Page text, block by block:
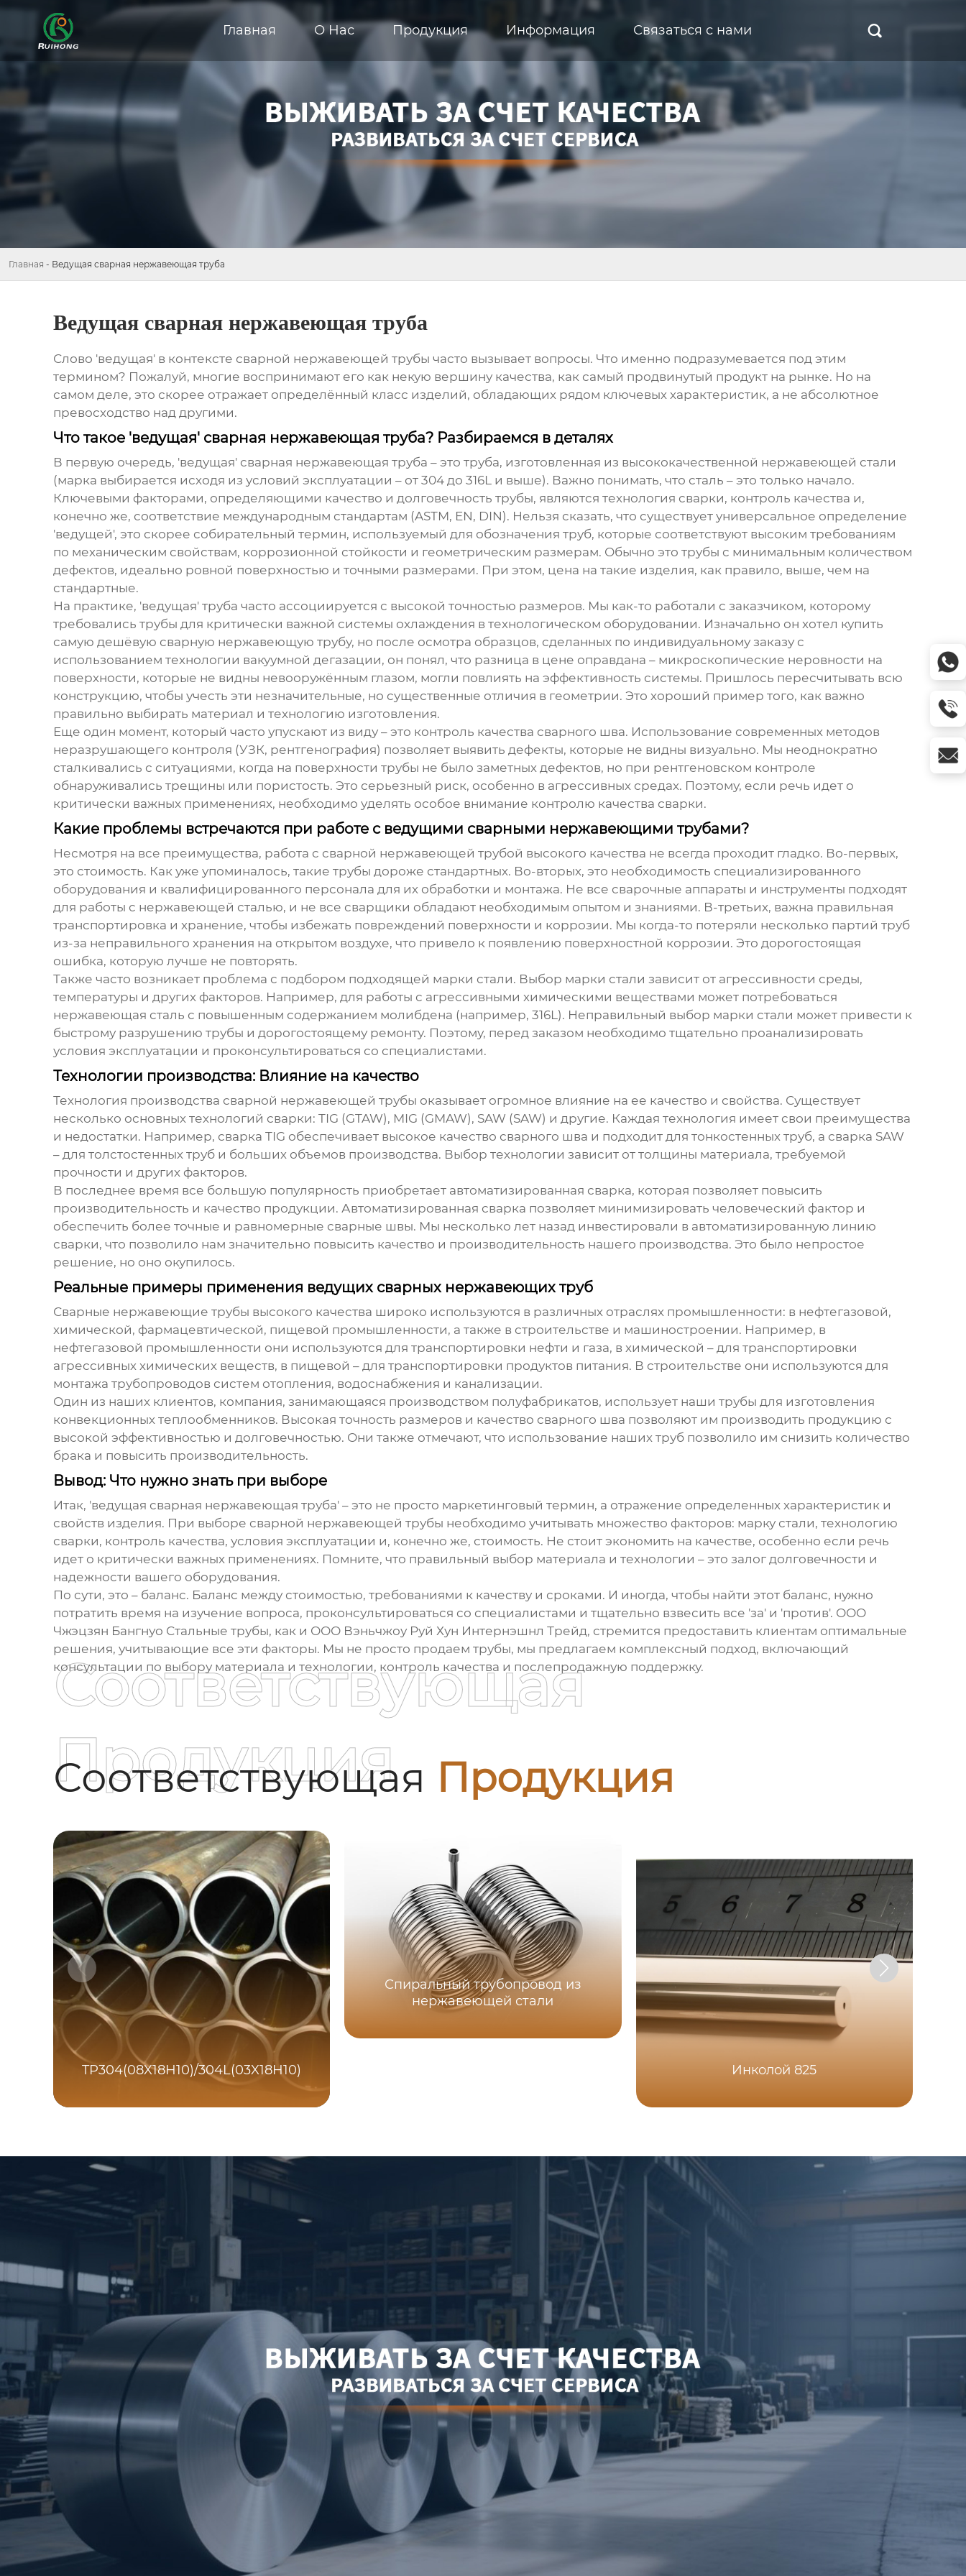
Главная О Hас Продукция Информация Связаться с нами 
Главная - Ведущая сварная нержавеющая труба
Ведущая сварная нержавеющая труба
Слово 'ведущая' в контексте сварной нержавеющей трубы часто вызывает вопросы. Что именно подразумевается под этим
термином? Пожалуй, многие воспринимают его как некую вершину качества, как самый продвинутый продукт на рынке. Но на
самом деле, это скорее отражает определённый класс изделий, обладающих рядом ключевых характеристик, а не абсолютное
превосходство над другими.
Что такое 'ведущая' сварная нержавеющая труба? Разбираемся в деталях
В первую очередь, 'ведущая' сварная нержавеющая труба – это труба, изготовленная из высококачественной нержавеющей стали
(марка выбирается исходя из условий эксплуатации – от 304 до 316L и выше). Важно понимать, что сталь – это только начало.
Ключевыми факторами, определяющими качество и долговечность трубы, являются технология сварки, контроль качества и,
конечно же, соответствие международным стандартам (ASTM, EN, DIN). Нельзя сказать, что существует универсальное определение
'ведущей', это скорее собирательный термин, используемый для обозначения труб, которые соответствуют высоким требованиям
по механическим свойствам, коррозионной стойкости и геометрическим размерам. Обычно это трубы с минимальным количеством
дефектов, идеально ровной поверхностью и точными размерами. При этом, цена на такие изделия, как правило, выше, чем на
стандартные.
На практике, 'ведущая' труба часто ассоциируется с высокой точностью размеров. Мы как-то работали с заказчиком, которому
требовались трубы для критически важной системы охлаждения в технологическом оборудовании. Изначально он хотел купить
самую дешёвую сварную нержавеющую трубу, но после осмотра образцов, сделанных по индивидуальному заказу с
использованием технологии вакуумной дегазации, он понял, что разница в цене оправдана – микроскопические неровности на
поверхности, которые не видны невооружённым глазом, могли повлиять на эффективность системы. Пришлось пересчитывать всю
конструкцию, чтобы учесть эти незначительные, но существенные отличия в геометрии. Это хороший пример того, как важно
правильно выбирать материал и технологию изготовления.
Еще один момент, который часто упускают из виду – это контроль качества сварного шва. Использование современных методов
неразрушающего контроля (УЗК, рентгенография) позволяет выявить дефекты, которые не видны визуально. Мы неоднократно
сталкивались с ситуациями, когда на поверхности трубы не было заметных дефектов, но при рентгеновском контроле
обнаруживались трещины или пористость. Это серьезный риск, особенно в агрессивных средах. Поэтому, если речь идет о
критически важных применениях, необходимо уделять особое внимание контролю качества сварки.
Какие проблемы встречаются при работе с ведущими сварными нержавеющими трубами?
Несмотря на все преимущества, работа с сварной нержавеющей трубой высокого качества не всегда проходит гладко. Во-первых,
это стоимость. Как уже упоминалось, такие трубы дороже стандартных. Во-вторых, это необходимость специализированного
оборудования и квалифицированного персонала для их обработки и монтажа. Не все сварочные аппараты и инструменты подходят
для работы с нержавеющей сталью, и не все сварщики обладают необходимым опытом и знаниями. В-третьих, важна правильная
транспортировка и хранение, чтобы избежать повреждений поверхности и коррозии. Мы когда-то потеряли несколько партий труб
из-за неправильного хранения на открытом воздухе, что привело к появлению поверхностной коррозии. Это дорогостоящая
ошибка, которую лучше не повторять.
Также часто возникает проблема с подбором подходящей марки стали. Выбор марки стали зависит от агрессивности среды,
температуры и других факторов. Например, для работы с агрессивными химическими веществами может потребоваться
нержавеющая сталь с повышенным содержанием молибдена (например, 316L). Неправильный выбор марки стали может привести к
быстрому разрушению трубы и дорогостоящему ремонту. Поэтому, перед заказом необходимо тщательно проанализировать
условия эксплуатации и проконсультироваться со специалистами.
Технологии производства: Влияние на качество
Технология производства сварной нержавеющей трубы оказывает огромное влияние на ее качество и свойства. Существует
несколько основных технологий сварки: TIG (GTAW), MIG (GMAW), SAW (SAW) и другие. Каждая технология имеет свои преимущества
и недостатки. Например, сварка TIG обеспечивает высокое качество сварного шва и подходит для тонкостенных труб, а сварка SAW
– для толстостенных труб и больших объемов производства. Выбор технологии зависит от толщины материала, требуемой
прочности и других факторов.
В последнее время все большую популярность приобретает автоматизированная сварка, которая позволяет повысить
производительность и качество продукции. Автоматизированная сварка позволяет минимизировать человеческий фактор и
обеспечить более точные и равномерные сварные швы. Мы несколько лет назад инвестировали в автоматизированную линию
сварки, что позволило нам значительно повысить качество и производительность нашего производства. Это было непростое
решение, но оно окупилось.
Реальные примеры применения ведущих сварных нержавеющих труб
Сварные нержавеющие трубы высокого качества широко используются в различных отраслях промышленности: в нефтегазовой,
химической, фармацевтической, пищевой промышленности, а также в строительстве и машиностроении. Например, в
нефтегазовой промышленности они используются для транспортировки нефти и газа, в химической – для транспортировки
агрессивных химических веществ, в пищевой – для транспортировки продуктов питания. В строительстве они используются для
монтажа трубопроводов систем отопления, водоснабжения и канализации.
Один из наших клиентов, компания, занимающаяся производством полуфабрикатов, использует наши трубы для изготовления
конвекционных теплообменников. Высокая точность размеров и качество сварного шва позволяют им производить продукцию с
высокой эффективностью и долговечностью. Они также отмечают, что использование наших труб позволило им снизить количество
брака и повысить производительность.
Вывод: Что нужно знать при выборе
Итак, 'ведущая сварная нержавеющая труба' – это не просто маркетинговый термин, а отражение определенных характеристик и
свойств изделия. При выборе сварной нержавеющей трубы необходимо учитывать множество факторов: марку стали, технологию
сварки, контроль качества, условия эксплуатации и, конечно же, стоимость. Не стоит экономить на качестве, особенно если речь
идет о критически важных применениях. Помните, что правильный выбор материала и технологии – это залог долговечности и
надежности вашего оборудования.
По сути, это – баланс. Баланс между стоимостью, требованиями к качеству и сроками. И иногда, чтобы найти этот баланс, нужно
потратить время на изучение вопроса, проконсультироваться со специалистами и тщательно взвесить все 'за' и 'против'. ООО
Чжэцзян Бангнуо Стальные трубы, как и ООО Вэньчжоу Руй Хун Интернэшнл Трейд, стремится предоставить клиентам оптимальные
решения, учитывающие все эти факторы. Мы не просто продаем трубы, мы предлагаем комплексный подход, включающий
консультации по выбору материала и технологии, контроль качества и послепродажную поддержку.
Соответствующая Продукция
Соответствующая
Продукция
TP304(08X18H10)/304L(03X18H10)
Спиральный трубопровод из
нержавеющей стали
Инколой 825